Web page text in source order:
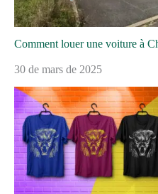
Comment louer une voiture à
30 de mars de 2025